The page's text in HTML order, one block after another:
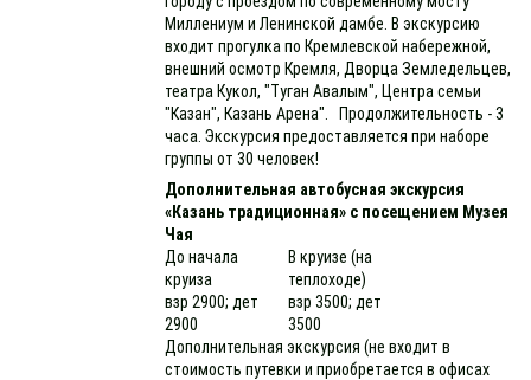
Миллениум и Ленинской дамбе. В экскурсию
входит прогулка по Кремлевской набережной,
внешний осмотр Кремля, Дворца Земледельцев,
театра Кукол, "Туган Авалым", Центра семьи
"Казан", Казань Арена". Продолжительность - 3
часа. Экскурсия предоставляется при наборе
группы от 30 человек!
Дополнительная автобусная экскурсия
«Казань традиционная» с посещением Музея
Чая
До начала
круиза
взр 2900; дет
2900
В круизе (на
теплоходе)
взр 3500; дет
3500
Дополнительная экскурсия (не входит в
стоимость путевки и приобретается в офисах